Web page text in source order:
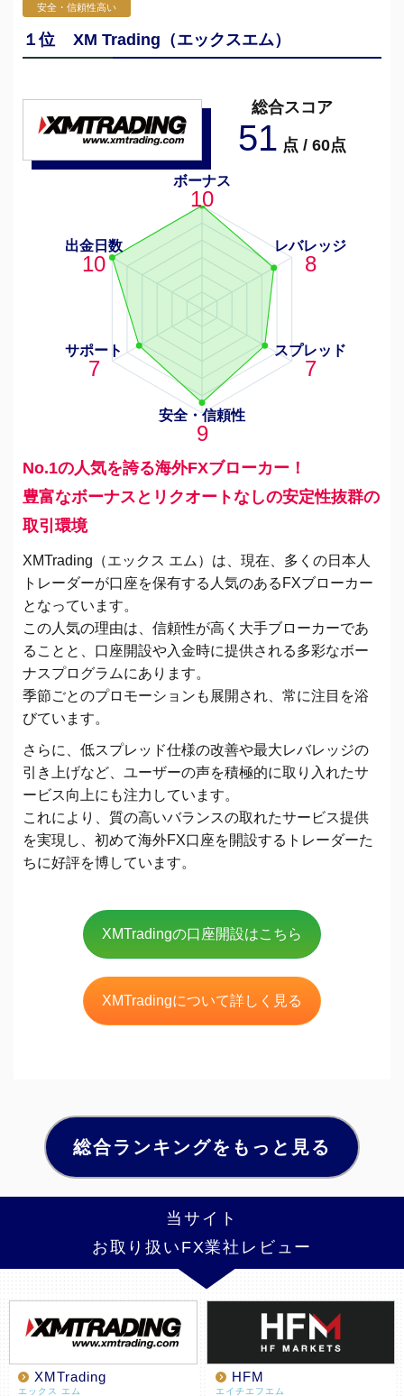
安全・信頼性高い
１位 XM Trading（エックスエム）
総合スコア
51 点 / 60点
ボーナス
10
レバレッジ
8
スプレッド
7
安全・信頼性
9
サポート
7
出金日数
10
No.1の人気を誇る海外FXブローカー！
豊富なボーナスとリクオートなしの安定性抜群の
取引環境
XMTrading（エックス エム）は、現在、多くの日本人
トレーダーが口座を保有する人気のあるFXブローカー
となっています。
この人気の理由は、信頼性が高く大手ブローカーであ
ることと、口座開設や入金時に提供される多彩なボー
ナスプログラムにあります。
季節ごとのプロモーションも展開され、常に注目を浴
びています。
さらに、低スプレッド仕様の改善や最大レバレッジの
引き上げなど、ユーザーの声を積極的に取り入れたサ
ービス向上にも注力しています。
これにより、質の高いバランスの取れたサービス提供
を実現し、初めて海外FX口座を開設するトレーダーた
ちに好評を博しています。
XMTradingの口座開設はこちら
XMTradingについて詳しく見る
総合ランキングをもっと見る
当サイト
お取り扱いFX業社レビュー
XMTrading
エックス エム
HFM
エイチエフエム